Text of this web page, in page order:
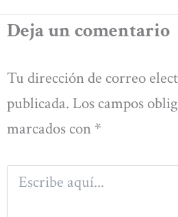
Deja un comentario
Tu dirección de correo
publicada. Los campos
marcados con *
Escribe
aquí...